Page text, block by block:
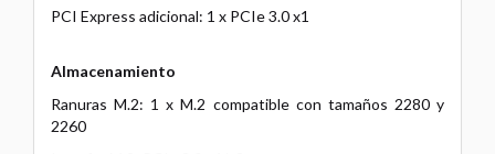
PCI Express adicional: 1 x PCIe 3.0 x1
Almacenamiento
Ranuras M.2: 1 x M.2 compatible con tamaños 2280 y
2260